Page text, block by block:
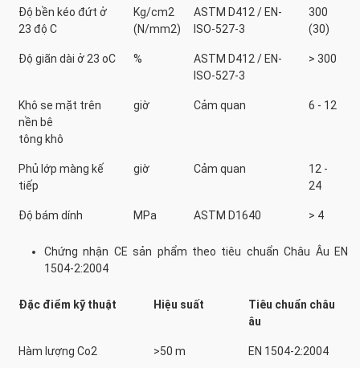
Độ bền kéo đứt ở
23 độ C
Kg/cm2
(N/mm2)
ASTM D412 / EN-
ISO-527-3
300
(30)
Độ giãn dài ở 23 oC %
ASTM D412 / EN-
ISO-527-3
> 300
Khô se mặt trên
nền bê
tông khô
giờ Cảm quan 6 - 12
Phủ lớp màng kế
tiếp
giờ Cảm quan
12 -
24
Độ bám dính MPa ASTM D1640 > 4
Chứng nhận CE sản phẩm theo tiêu chuẩn Châu Âu EN
1504-2:2004
Đặc điểm kỹ thuật Hiệu suất
Tiêu chuẩn châu
âu
Hàm lượng Co2 >50 m EN 1504-2:2004